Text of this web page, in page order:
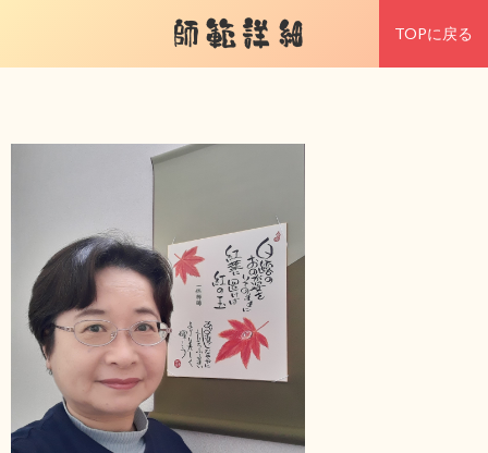
師範詳細 TOPに戻る